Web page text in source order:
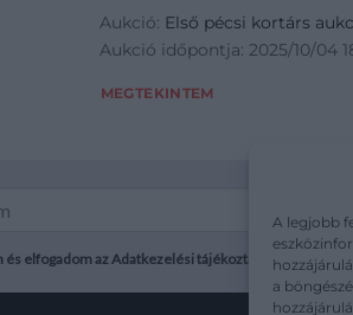
A legjobb
a
Aukció: Első pécsi kortárs
Aukció időpontja: 2025/10/04
MEGTEKINTEM
és elfogadom az Adatkezelési tájékoztatót: